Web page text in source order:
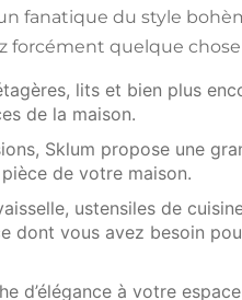
fanatique du style
forcément quelque
lits et bien plus
de la maison.
Sklum propose une
de votre maison.
ustensiles de
dont vous avez besoin
d’élégance à votre